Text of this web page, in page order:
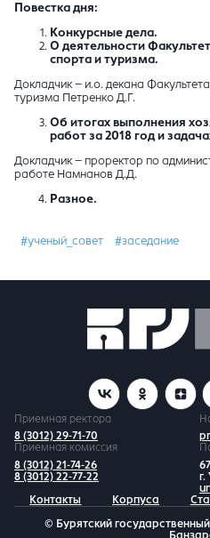
Повестка дня:
Конкурсные дела.
О деятельности
спорта и туризма.
Докладчик – и.о. декана
туризма Петренко Д.Г.
Об итогах выполнения
работ за 2018 год и
Докладчик – проректор по
работе Намнанов Д.Д.
Разное.
#ученый_совет #заседание
Приемная ректора
8 (3012) 29-71-70
Приемная комиссия
8 (3012) 21-74-26
8 (3012) 22-77-22
Контакты
Корпуса
© Бурятский